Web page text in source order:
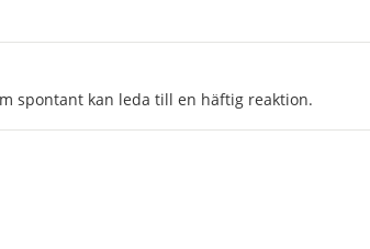
spontant kan leda till en häftig reaktion.